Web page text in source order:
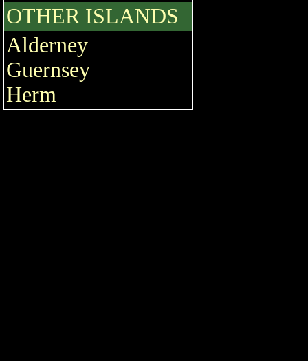
OTHER ISLANDS
Alderney
Guernsey
Herm